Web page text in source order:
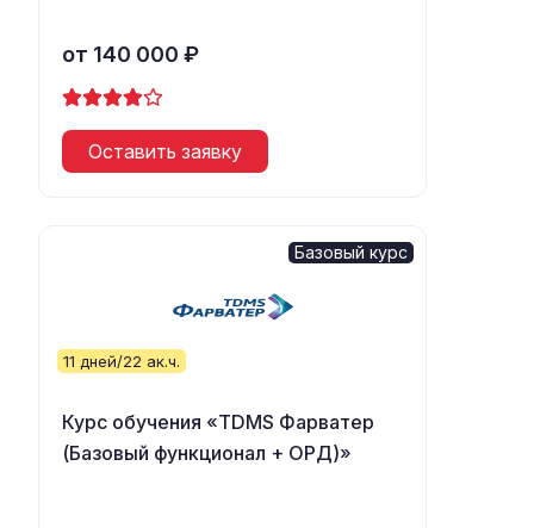
от 140 000 ₽
Оставить заявку
Базовый курс
11 дней/22 ак.ч.
Курс обучения «TDMS Фарватер
(Базовый функционал + ОРД)»